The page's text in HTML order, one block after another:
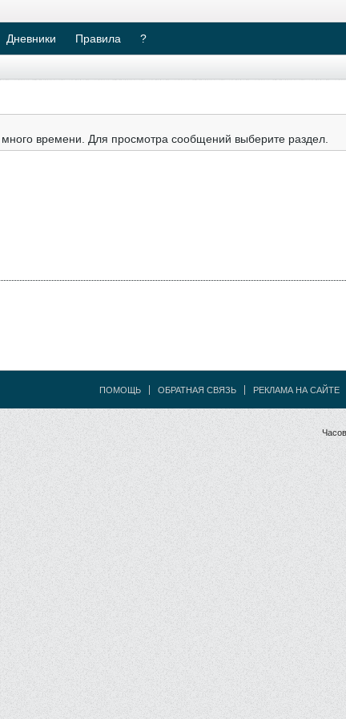
Дневники Правила ?
много времени. Для просмотра сообщений выберите раздел.
ПОМОЩЬ ОБРАТНАЯ СВЯЗЬ РЕКЛАМА НА САЙТЕ